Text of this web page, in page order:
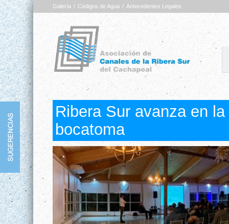
Galería / Códigos de Agua / Antecedentes Legales
Ribera Sur avanza en
bocatoma